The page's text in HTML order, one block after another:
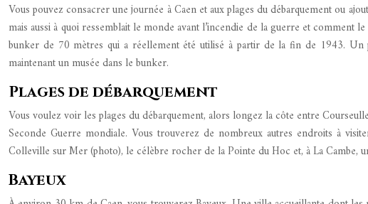
Vous pouvez consacrer une journée à Caen et aux plages du débarquement ou
mais aussi à quoi ressemblait le monde avant l’incendie de la guerre et
bunker de 70 mètres qui a réellement été utilisé à partir de la fin de 1943. Un
maintenant un musée dans le bunker.
Plages de débarquement
Vous voulez voir les plages du débarquement, alors longez la côte entre
Seconde Guerre mondiale. Vous trouverez de nombreux autres endroits à
Colleville sur Mer (photo), le célèbre rocher de la Pointe du Hoc et, à La Cambe,
Bayeux